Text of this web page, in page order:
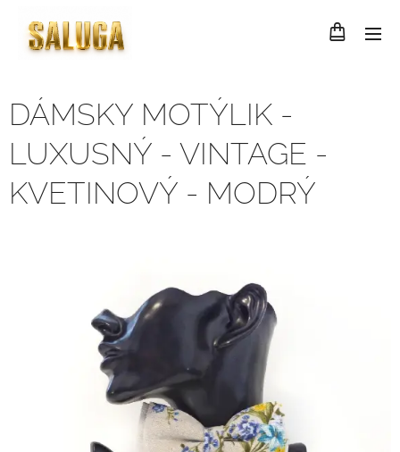
DÁMSKY MOTÝLIK -
LUXUSNÝ - VINTAGE -
KVETINOVÝ - MODRÝ